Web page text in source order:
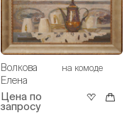
Волкова
Елена
на комоде
Цена по
запросу